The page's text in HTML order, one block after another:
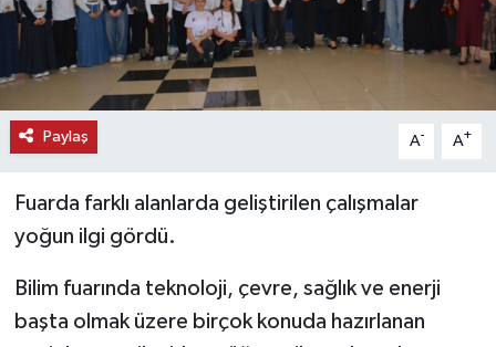
Paylaş A- A+
Fuarda farklı alanlarda geliştirilen çalışmalar
yoğun ilgi gördü.
Bilim fuarında teknoloji, çevre, sağlık ve enerji
başta olmak üzere birçok konuda hazırlanan
SAĞLIK
SPOR
TEKNOLOJİ
TİCARET
YAŞAM